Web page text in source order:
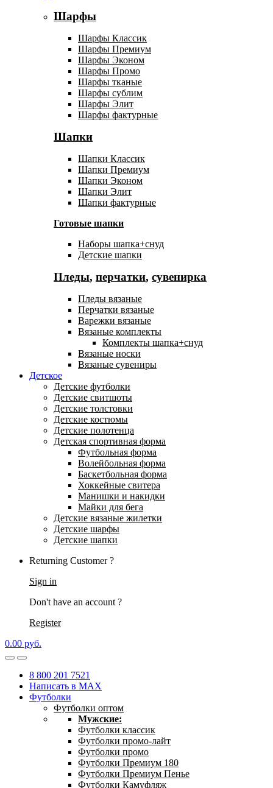
Шарфы
Шарфы Классик
Шарфы Премиум
Шарфы Эконом
Шарфы Промо
Шарфы тканые
Шарфы сублим
Шарфы Элит
Шарфы фактурные
Шапки
Шапки Классик
Шапки Премиум
Шапки Эконом
Шапки Элит
Шапки фактурные
Готовые шапки
Наборы шапка+снуд
Детские шапки
Пледы, перчатки, сувенирка
Пледы вязаные
Перчатки вязаные
Варежки вязаные
Вязаные комплекты
Комплекты шапка+снуд
Вязаные носки
Вязаные сувениры
Детское
Детские футболки
Детские свитшоты
Детские толстовки
Детские костюмы
Детские полотенца
Детская спортивная форма
Футбольная форма
Волейбольная форма
Баскетбольная форма
Хоккейные свитера
Манишки и накидки
Майки для бега
Детские вязаные жилетки
Детские шарфы
Детские шапки
Returning Customer ?
Sign in
Don't have an account ?
Register
0.00 руб.
8 800 201 7521
Написать в MAX
Футболки
Футболки оптом
Мужские:
Футболки классик
Футболки промо-лайт
Футболки промо
Футболки Премиум 180
Футболки Премиум Пенье
Футболки Камуфляж